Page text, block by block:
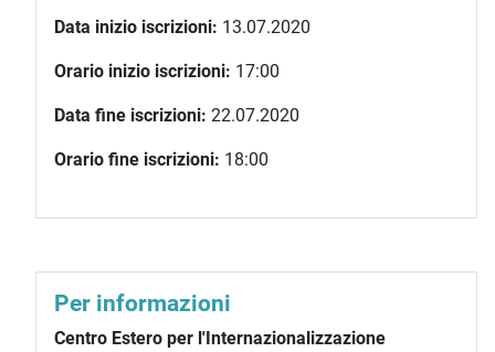
Data inizio iscrizioni: 13.07.2020
Orario inizio iscrizioni: 17:00
Data fine iscrizioni: 22.07.2020
Orario fine iscrizioni: 18:00
Per informazioni
Centro Estero per l'Internazionalizzazione